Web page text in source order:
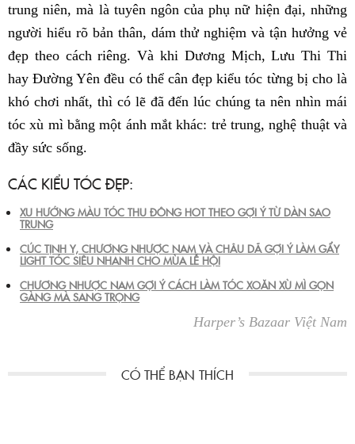
trung niên, mà là tuyên ngôn của phụ nữ hiện đại, những
người hiểu rõ bản thân, dám thử nghiệm và tận hưởng vẻ
đẹp theo cách riêng. Và khi Dương Mịch, Lưu Thi Thi
hay Đường Yên đều có thể cân đẹp kiểu tóc từng bị cho là
khó chơi nhất, thì có lẽ đã đến lúc chúng ta nên nhìn mái
tóc xù mì bằng một ánh mắt khác: trẻ trung, nghệ thuật và
đầy sức sống.
CÁC KIỂU TÓC ĐẸP:
XU HƯỚNG MÀU TÓC THU ĐÔNG HOT THEO GỢI Ý TỪ DÀN SAO
TRUNG
CÚC TỊNH Y, CHƯƠNG NHƯỢC NAM VÀ CHÂU DÃ GỢI Ý LÀM GẨY
LIGHT TÓC SIÊU NHANH CHO MÙA LỄ HỘI
CHƯƠNG NHƯỢC NAM GỢI Ý CÁCH LÀM TÓC XOĂN XÙ MÌ GỌN
GÀNG MÀ SANG TRỌNG
Harper’s Bazaar Việt Nam